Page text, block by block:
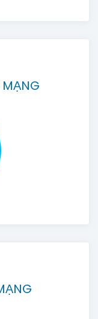
MẠNG